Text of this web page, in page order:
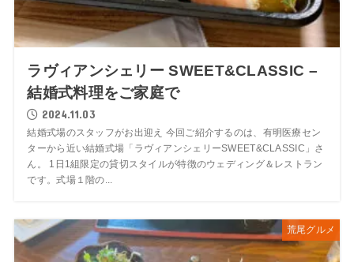
ラヴィアンシェリー SWEET&CLASSIC –
結婚式料理をご家庭で
2024.11.03
結婚式場のスタッフがお出迎え 今回ご紹介するのは、有明医療セン
ターから近い結婚式場「ラヴィアンシェリーSWEET&CLASSIC」さ
ん。 1日1組限定の貸切スタイルが特徴のウェディング＆レストラン
です。式場１階の...
荒尾グルメ